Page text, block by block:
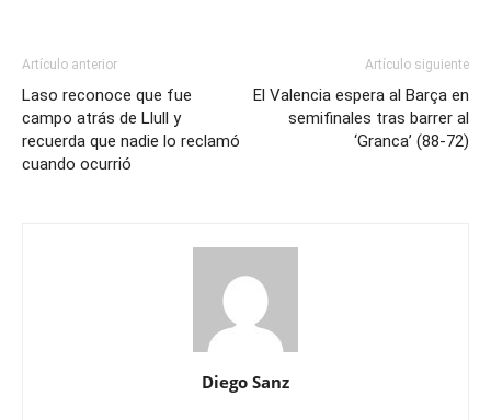
Artículo anterior
Laso reconoce que fue
campo atrás de Llull y
recuerda que nadie lo reclamó
cuando ocurrió
Artículo siguiente
El Valencia espera al Barça en
semifinales tras barrer al
‘Granca’ (88-72)
Diego Sanz